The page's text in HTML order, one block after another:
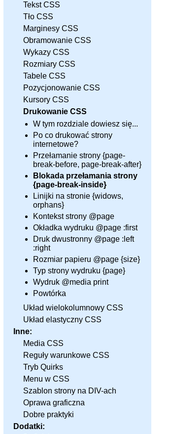
Tekst CSS
Tło CSS
Marginesy CSS
Obramowanie CSS
Wykazy CSS
Rozmiary CSS
Tabele CSS
Pozycjonowanie CSS
Kursory CSS
Drukowanie CSS
W tym rozdziale dowiesz się...
Po co drukować strony
internetowe?
Przełamanie strony {page-
break-before, page-break-after}
Blokada przełamania strony
{page-break-inside}
Linijki na stronie {widows,
orphans}
Kontekst strony @page
Okładka wydruku @page :first
Druk dwustronny @page :left
:right
Rozmiar papieru @page {size}
Typ strony wydruku {page}
Wydruk @media print
Powtórka
Układ wielokolumnowy CSS
Układ elastyczny CSS
Inne:
Media CSS
Reguły warunkowe CSS
Tryb Quirks
Menu w CSS
Szablon strony na DIV-ach
Oprawa graficzna
Dobre praktyki
Dodatki: